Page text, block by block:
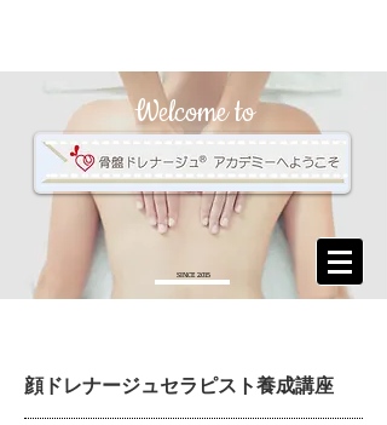
Welcome to
SINCE 2015
​顔ドレナージュセラピスト養成講座